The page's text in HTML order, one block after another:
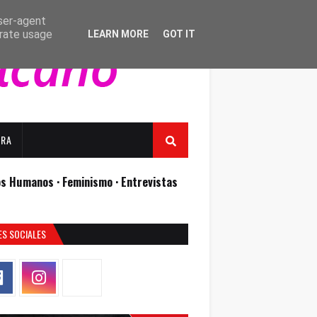
Humanos · Feminismo · Entrevistas
SOCIALES
agent
usage
LEARN MORE GOT IT